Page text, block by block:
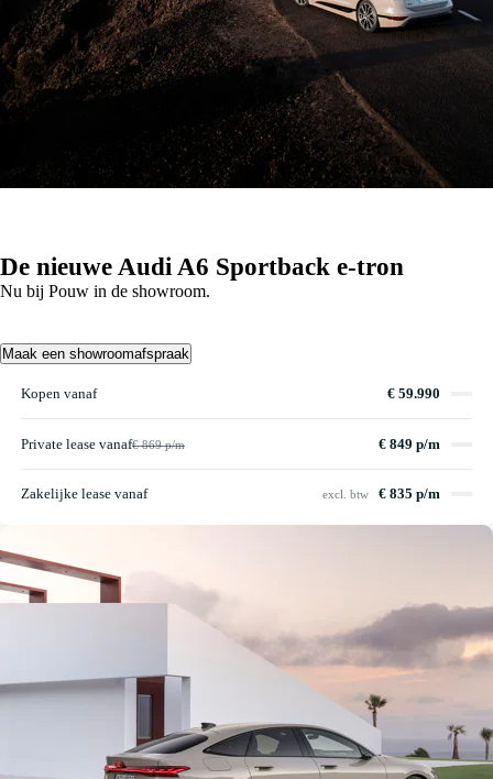
De nieuwe Audi A6 Sportback e-tron
Nu bij Pouw in de showroom.
Maak een showroomafspraak
Kopen vanaf € 59.990
Private lease vanaf€ 869 p/m € 849 p/m
Zakelijke lease vanaf excl. btw € 835 p/m